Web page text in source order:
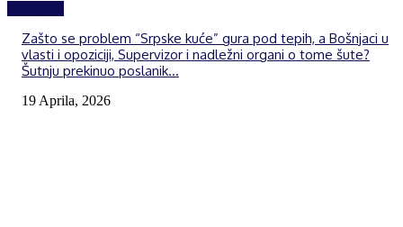
Zašto se problem “Srpske kuće” gura pod tepih, a Bošnjaci u
vlasti i opoziciji, Supervizor i nadležni organi o tome šute?
Šutnju prekinuo poslanik...
19 Aprila, 2026